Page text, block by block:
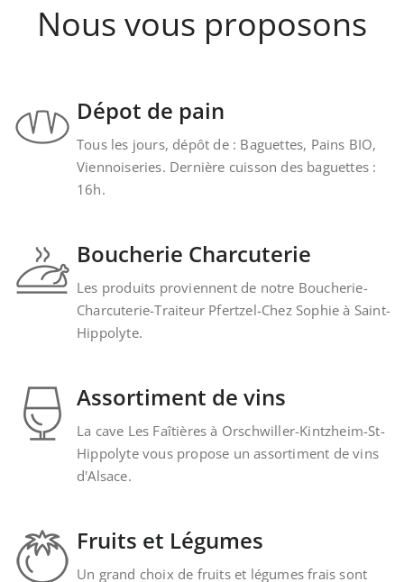
Nous vous proposons
Dépot de pain
Tous les jours, dépôt de : Baguettes, Pains BIO,
Viennoiseries. Dernière cuisson des baguettes :
16h.
Boucherie Charcuterie
Les produits proviennent de notre Boucherie-
Charcuterie-Traiteur Pfertzel-Chez Sophie à Saint-
Hippolyte.
Assortiment de vins
La cave Les Faîtières à Orschwiller-Kintzheim-St-
Hippolyte vous propose un assortiment de vins
d'Alsace.
Fruits et Légumes
Un grand choix de fruits et légumes frais sont